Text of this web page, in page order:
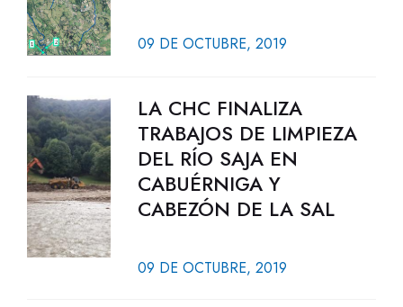
09 DE OCTUBRE, 2019
LA CHC FINALIZA
TRABAJOS DE LIMPIEZA
DEL RÍO SAJA EN
CABUÉRNIGA Y
CABEZÓN DE LA SAL
09 DE OCTUBRE, 2019